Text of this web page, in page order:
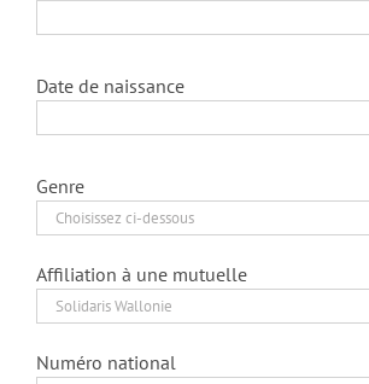
Date de naissance
Genre
Affiliation à une mutuelle
Numéro national